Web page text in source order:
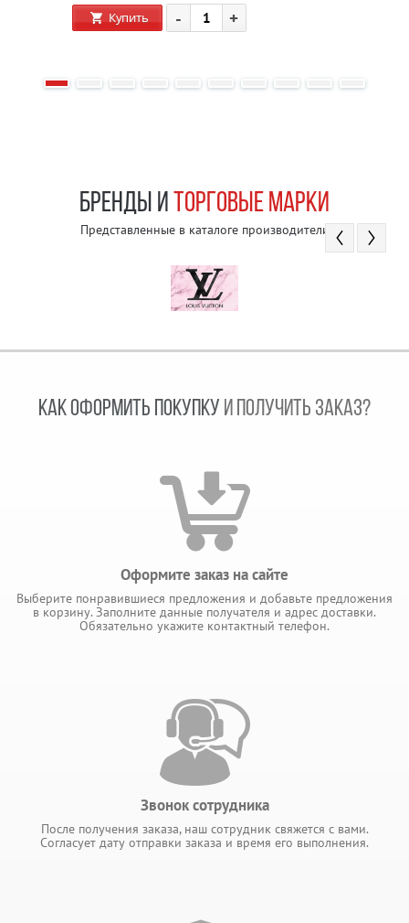
Купить - +
БРЕНДЫ И ТОРГОВЫЕ МАРКИ
Представленные в каталоге производители
КАК ОФОРМИТЬ ПОКУПКУ И ПОЛУЧИТЬ ЗАКАЗ?
Оформите заказ на сайте
Выберите понравившиеся предложения и добавьте предложения
в корзину. Заполните данные получателя и адрес доставки.
Обязательно укажите контактный телефон.
Звонок сотрудника
После получения заказа, наш сотрудник свяжется с вами.
Согласует дату отправки заказа и время его выполнения.